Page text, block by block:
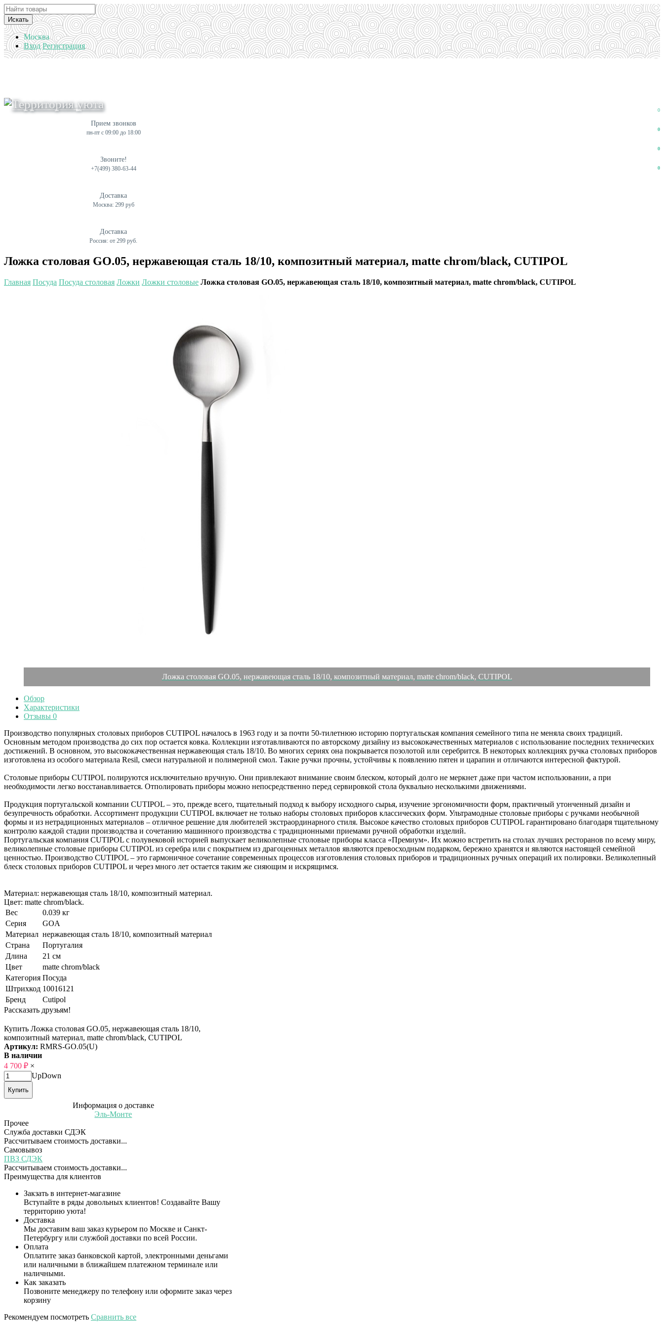
Искать
Москва
Вход Регистрация
0
0
0
0
Прием звонков
пн-пт с 09:00 до 18:00
Звоните!
+7(499) 380-63-44
Доставка
Москва: 299 руб
Доставка
Россия: от 299 руб.
Ложка столовая GO.05, нержавеющая сталь 18/10, композитный материал, matte chrom/black, CUTIPOL
Главная Посуда Посуда столовая Ложки Ложки столовые Ложка столовая GO.05, нержавеющая сталь 18/10, композитный материал, matte chrom/black, CUTIPOL
Ложка столовая GO.05, нержавеющая сталь 18/10, композитный материал, matte chrom/black, CUTIPOL
Обзор
Характеристики
Отзывы 0
Производство популярных столовых приборов CUTIPOL началось в 1963 году и за почти 50-тилетнюю историю португальская компания семейного типа не меняла своих традиций.
Основным методом производства до сих пор остается ковка. Коллекции изготавливаются по авторскому дизайну из высококачественных материалов с использование последних технических
достижений. В основном, это высококачественная нержавеющая сталь 18/10. Во многих сериях она покрывается позолотой или серебрится. В некоторых коллекциях ручка столовых приборов
изготовлена из особого материала Resil, смеси натуральной и полимерной смол. Такие ручки прочны, устойчивы к появлению пятен и царапин и отличаются интересной фактурой.
Столовые приборы CUTIPOL полируются исключительно вручную. Они привлекают внимание своим блеском, который долго не меркнет даже при частом использовании, а при
необходимости легко восстанавливается. Отполировать приборы можно непосредственно перед сервировкой стола буквально несколькими движениями.
Продукция португальской компании CUTIPOL – это, прежде всего, тщательный подход к выбору исходного сырья, изучение эргономичности форм, практичный утонченный дизайн и
безупречность обработки. Ассортимент продукции CUTIPOL включает не только наборы столовых приборов классических форм. Ультрамодные столовые приборы с ручками необычной
формы и из нетрадиционных материалов – отличное решение для любителей экстраординарного стиля. Высокое качество столовых приборов CUTIPOL гарантировано благодаря тщательному
контролю каждой стадии производства и сочетанию машинного производства с традиционными приемами ручной обработки изделий.
Португальская компания CUTIPOL с полувековой историей выпускает великолепные столовые приборы класса «Премиум». Их можно встретить на столах лучших ресторанов по всему миру,
великолепные столовые приборы CUTIPOL из серебра или с покрытием из драгоценных металлов являются превосходным подарком, бережно хранятся и являются настоящей семейной
ценностью. Производство CUTIPOL – это гармоничное сочетание современных процессов изготовления столовых приборов и традиционных ручных операций их полировки. Великолепный
блеск столовых приборов CUTIPOL и через много лет остается таким же сияющим и искрящимся.
Материал: нержавеющая сталь 18/10, композитный материал.
Цвет: matte chrom/black.
Вес
0.039 кг
Серия
GOA
Материал нержавеющая сталь 18/10, композитный материал
Страна
Португалия
Длина
21 см
Цвет
matte chrom/black
Категория Посуда
Штрихкод 10016121
Бренд
Cutipol
Рассказать друзьям!
Купить Ложка столовая GO.05, нержавеющая сталь 18/10,
композитный материал, matte chrom/black, CUTIPOL
Артикул: RMRS-GO.05(U)
В наличии
4 700 ₽ ×
UpDown
Купить
Информация о доставке
Эль-Монте
Прочее
Служба доставки СДЭК
Рассчитываем стоимость доставки...
Самовывоз
ПВЗ СДЭК
Рассчитываем стоимость доставки...
Преимущества для клиентов
Закзать в интернет-магазине
Вступайте в ряды довольных клиентов! Создавайте Вашу
территорию уюта!
Доставка
Мы доставим ваш заказ курьером по Москве и Санкт-
Петербургу или службой доставки по всей России.
Оплата
Оплатите заказ банковской картой, электронными деньгами
или наличными в ближайшем платежном терминале или
наличными.
Как заказать
Позвоните менеджеру по телефону или оформите заказ через
корзину
Рекомендуем посмотреть Сравнить все